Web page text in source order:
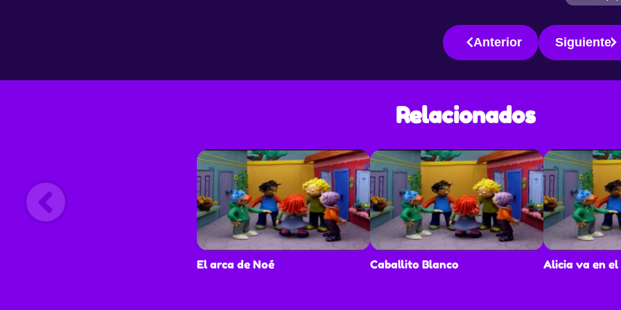
disfrutar de divertidas rimas.
Anterior Siguiente
Relacionados
El arca de Noé Caballito Blanco Alicia va en el